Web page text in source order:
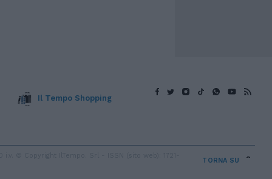
Il Tempo Shopping
TORNA SU